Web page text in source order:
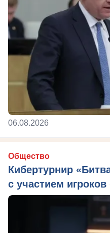
06.08.2026
Общество
Кибертурнир
с участием